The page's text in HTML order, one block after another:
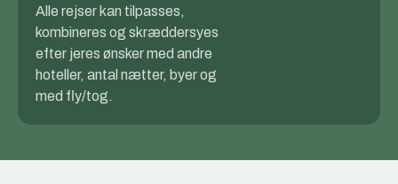
Alle rejser kan tilpasses,
kombineres og skræddersyes
efter jeres ønsker med andre
hoteller, antal nætter, byer og
med fly/tog.